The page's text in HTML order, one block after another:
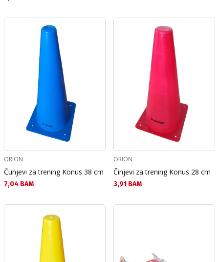
ORION
Čunjevi za trening Konus 38 cm
Текуща цена:
7,04 BAM
ORION
Činjevi za trening Konus 28 cm
Текуща цена:
3,91 BAM